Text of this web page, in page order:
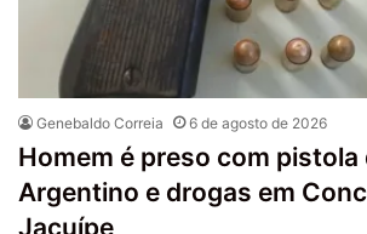
Genebaldo Correia 6 de agosto de 2026
Homem é preso com pistola
Argentino e drogas em
Jacuípe